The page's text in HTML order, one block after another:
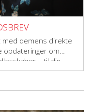
med demens direkte
opdateringer om
– til dig,